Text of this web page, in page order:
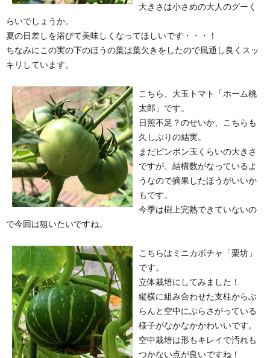
大きさは小さめの大人のグーく
らいでしょうか。
夏の日差しを浴びて美味しくなってほしいです・・・！
ちなみにこの実の下のほうの葉は葉欠きをしたので風通し良くスッ
キリしています。
こちら、大玉トマト「ホーム桃
太郎」です。
日照不足？のせいか、こちらも
久しぶりの結実。
まだピンポン玉くらいの大きさ
ですが、結構数がなっているよ
うなので摘果したほうがいいか
もです。
今季は樹上完熟できていないの
で今回は狙いたいですね。
こちらはミニカボチャ「栗坊」
です。
立体栽培にしてみました！
縦横に組み合わせた支柱からぶ
らんと空中にぶらさがっている
様子がなかなかかわいいです。
空中栽培は形もキレイで汚れも
つかない点が良いですね！